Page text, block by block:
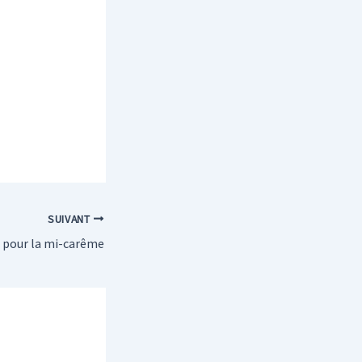
SUIVANT
pour la mi-carême